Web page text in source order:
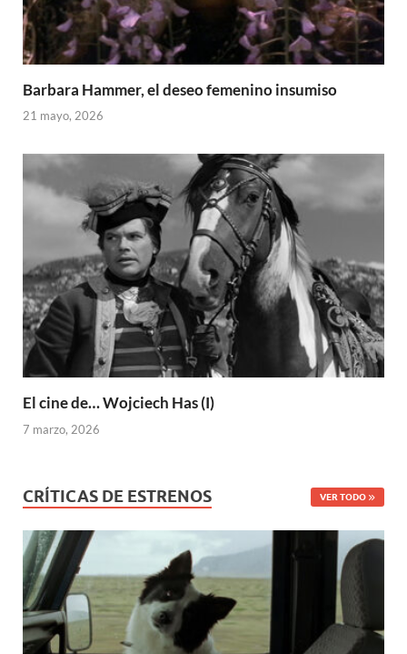
Barbara Hammer, el deseo femenino insumiso
21 mayo, 2026
El cine de… Wojciech Has (I)
7 marzo, 2026
CRÍTICAS DE ESTRENOS VER TODO